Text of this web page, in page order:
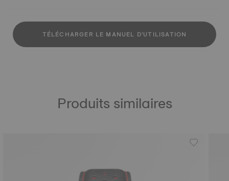
TÉLÉCHARGER LE MANUEL D'UTILISATION
Produits similaires